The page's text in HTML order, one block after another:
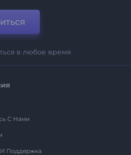
в любое время
С Нами
Поддержка